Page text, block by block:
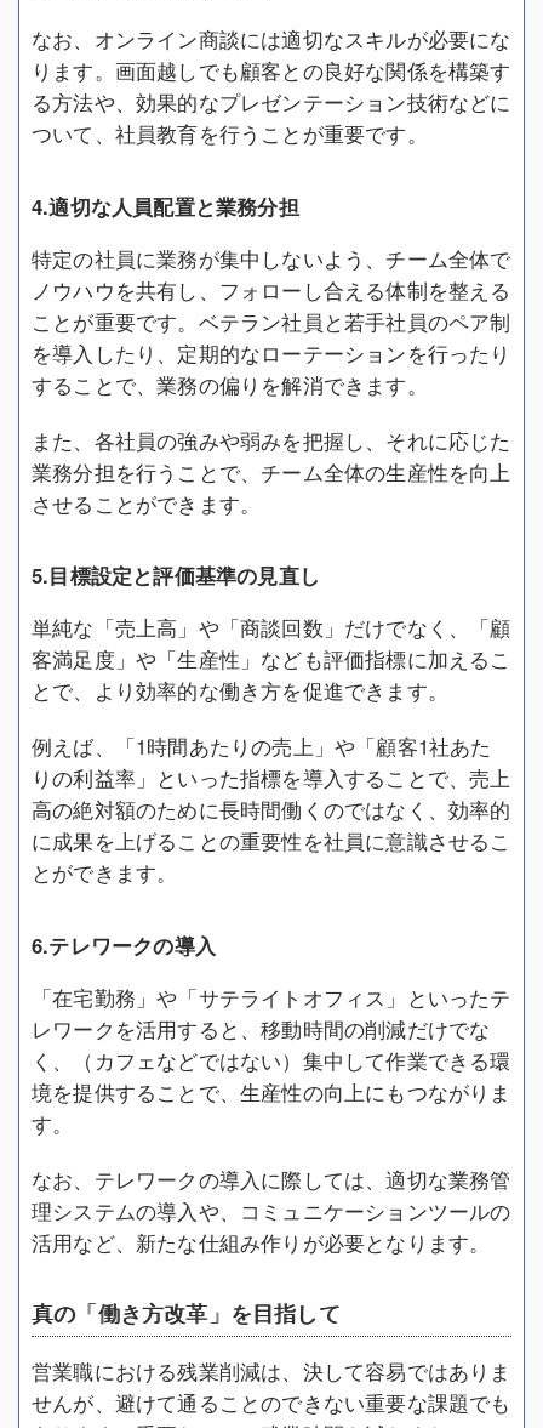
なお、オンライン商談には適切なスキルが必要にな
ります。画面越しでも顧客との良好な関係を構築す
る方法や、効果的なプレゼンテーション技術などに
ついて、社員教育を行うことが重要です。
4.適切な人員配置と業務分担
特定の社員に業務が集中しないよう、チーム全体で
ノウハウを共有し、フォローし合える体制を整える
ことが重要です。ベテラン社員と若手社員のペア制
を導入したり、定期的なローテーションを行ったり
することで、業務の偏りを解消できます。
また、各社員の強みや弱みを把握し、それに応じた
業務分担を行うことで、チーム全体の生産性を向上
させることができます。
5.目標設定と評価基準の見直し
単純な「売上高」や「商談回数」だけでなく、「顧
客満足度」や「生産性」なども評価指標に加えるこ
とで、より効率的な働き方を促進できます。
例えば、「1時間あたりの売上」や「顧客1社あた
りの利益率」といった指標を導入することで、売上
高の絶対額のために長時間働くのではなく、効率的
に成果を上げることの重要性を社員に意識させるこ
とができます。
6.テレワークの導入
「在宅勤務」や「サテライトオフィス」といったテ
レワークを活用すると、移動時間の削減だけでな
く、（カフェなどではない）集中して作業できる環
境を提供することで、生産性の向上にもつながりま
す。
なお、テレワークの導入に際しては、適切な業務管
理システムの導入や、コミュニケーションツールの
活用など、新たな仕組み作りが必要となります。
真の「働き方改革」を目指して
営業職における残業削減は、決して容易ではありま
せんが、避けて通ることのできない重要な課題でも